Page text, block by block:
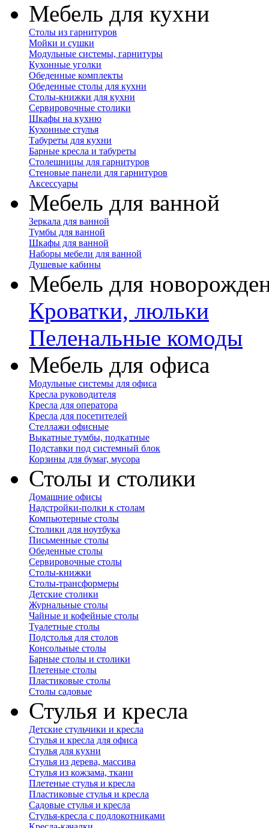
Мебель для кухни
Столы из гарнитуров
Мойки и сушки
Модульные системы, гарнитуры
Кухонные уголки
Обеденные комплекты
Обеденные столы для кухни
Столы-книжки для кухни
Сервировочные столики
Шкафы на кухню
Кухонные стулья
Табуреты для кухни
Барные кресла и табуреты
Столешницы для гарнитуров
Стеновые панели для гарнитуров
Аксессуары
Мебель для ванной
Зеркала для ванной
Тумбы для ванной
Шкафы для ванной
Наборы мебели для ванной
Душевые кабины
Мебель для
Кроватки, люльки
Пеленальные комоды
Мебель для офиса
Модульные системы для офиса
Кресла руководителя
Кресла для оператора
Кресла для посетителей
Стеллажи офисные
Выкатные тумбы, подкатные
Подставки под системный блок
Корзины для бумаг, мусора
Столы и столики
Домашние офисы
Надстройки-полки к столам
Компьютерные столы
Столики для ноутбука
Письменные столы
Обеденные столы
Сервировочные столы
Столы-книжки
Столы-трансформеры
Детские столики
Журнальные столы
Чайные и кофейные столы
Туалетные столы
Подстолья для столов
Консольные столы
Барные столы и столики
Плетеные столы
Пластиковые столы
Столы садовые
Стулья и кресла
Детские стульчики и кресла
Стулья и кресла для офиса
Стулья для кухни
Стулья из дерева, массива
Стулья из кожзама, ткани
Плетеные стулья и кресла
Пластиковые стулья и кресла
Садовые стулья и кресла
Стулья-кресла с подлокотниками